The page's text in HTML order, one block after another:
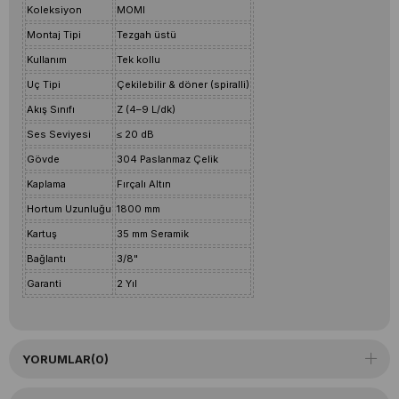
Koleksiyon
MOMI
Montaj Tipi
Tezgah üstü
Kullanım
Tek kollu
Uç Tipi
Çekilebilir & döner (spiralli)
Akış Sınıfı
Z (4–9 L/dk)
Ses Seviyesi
≤ 20 dB
Gövde
304 Paslanmaz Çelik
Kaplama
Fırçalı Altın
Hortum Uzunluğu 1800 mm
Kartuş
35 mm Seramik
Bağlantı
3/8"
Garanti
2 Yıl
YORUMLAR(0)